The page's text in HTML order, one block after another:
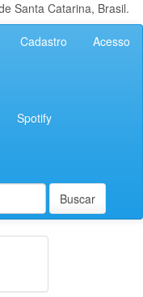
Santa Catarina, Brasil.
Cadastro Acesso
Spotify
Buscar